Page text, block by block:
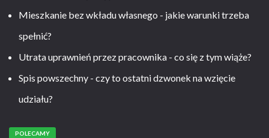
Mieszkanie bez wkładu własnego - jakie warunki trzeba
spełnić?
Utrata uprawnień przez pracownika - co się z tym wiąże?
Spis powszechny - czy to ostatni dzwonek na wzięcie
udziału?
POLECAMY